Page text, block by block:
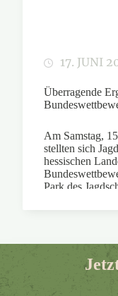
17. JUNI
Überragende
Am Samstag,
stellten sich
hessischen
Park des